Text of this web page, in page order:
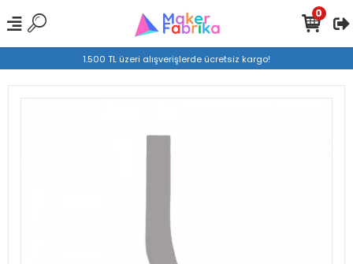
1.500 TL üzeri alışverişlerde ücretsiz kargo!
0